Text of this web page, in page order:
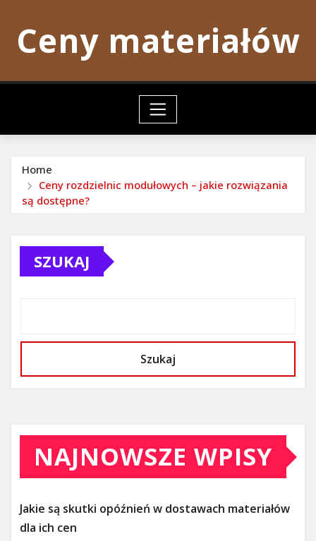
contentCeny materiałów
Home
Ceny rozdzielnic modułowych – jakie rozwiązania
są dostępne?
SZUKAJ
Szukaj
NAJNOWSZE WPISY
Jakie są skutki opóźnień w dostawach materiałów
dla ich cen